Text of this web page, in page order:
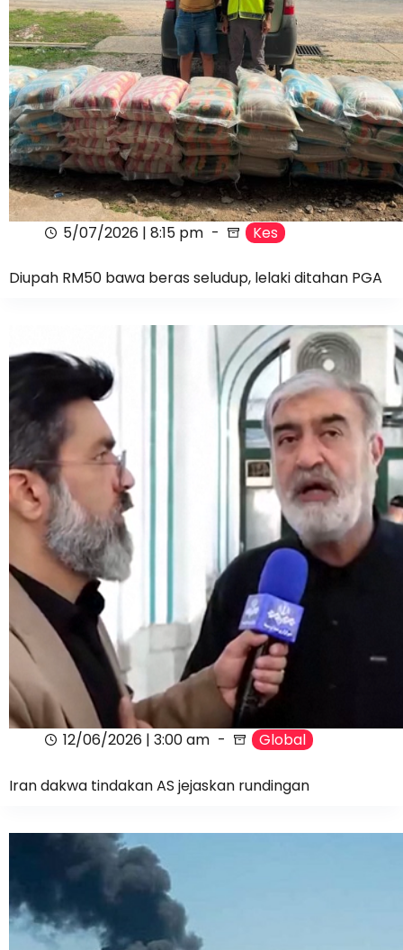
5/07/2026 | 8:15 pm Kes
Diupah RM50 bawa beras seludup, lelaki ditahan PGA
12/06/2026 | 3:00 am Global
Iran dakwa tindakan AS jejaskan rundingan